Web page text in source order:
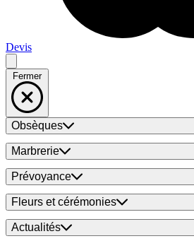
Devis
Fermer
Obsèques
Marbrerie
Prévoyance
Fleurs et cérémonies
Actualités